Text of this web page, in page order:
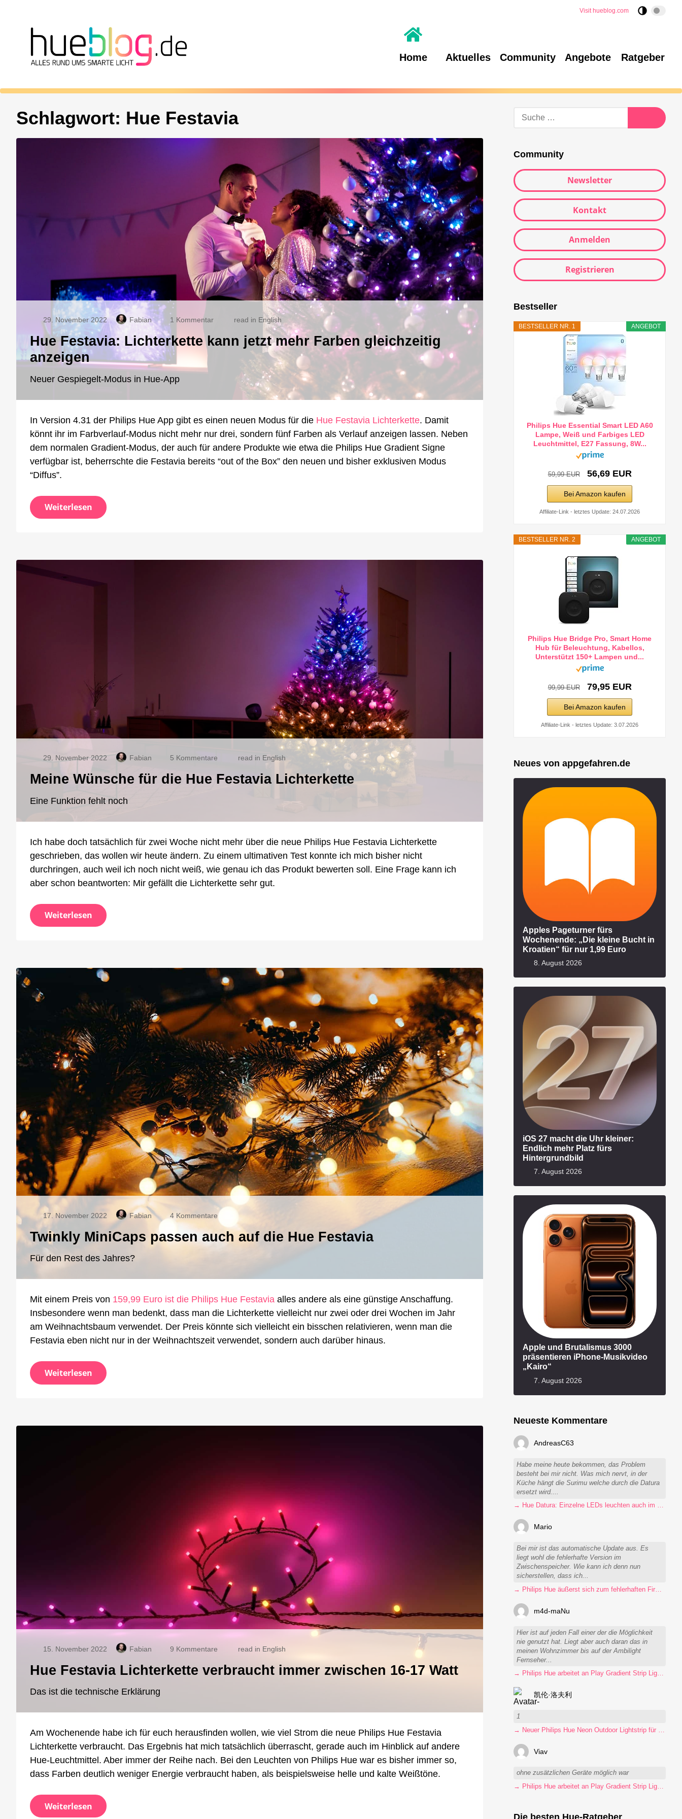
Visit hueblog.com
Home Aktuelles Community Angebote Ratgeber
Schlagwort: Hue Festavia
29. November 2022 Fabian 1 Kommentarzu
Festavia:
Lichterkette
read in English
Hue Festavia: Lichterkette kann jetzt mehr Farben gleichzeitig
anzeigen
Neuer Gespiegelt-Modus in Hue-App
In Version 4.31 der Philips Hue App gibt es einen neuen Modus für die Hue Festavia Lichterkette. Damit
könnt ihr im Farbverlauf-Modus nicht mehr nur drei, sondern fünf Farben als Verlauf anzeigen lassen. Neben
dem normalen Gradient-Modus, der auch für andere Produkte wie etwa die Philips Hue Gradient Signe
verfügbar ist, beherrschte die Festavia bereits “out of the Box” den neuen und bisher exklusiven Modus
“Diffus”.
Weiterlesen
29. November 2022 Fabian 5 Kommentare
Wünsche
Festavia
read in English
Meine Wünsche für die Hue Festavia Lichterkette
Eine Funktion fehlt noch
Ich habe doch tatsächlich für zwei Woche nicht mehr über die neue Philips Hue Festavia Lichterkette
geschrieben, das wollen wir heute ändern. Zu einem ultimativen Test konnte ich mich bisher nicht
durchringen, auch weil ich noch nicht weiß, wie genau ich das Produkt bewerten soll. Eine Frage kann ich
aber schon beantworten: Mir gefällt die Lichterkette sehr gut.
Weiterlesen
17. November 2022 Fabian 4 Kommentarezu
Twinkly
MiniCaps
die
Festavia
Twinkly MiniCaps passen auch auf die Hue Festavia
Für den Rest des Jahres?
Mit einem Preis von 159,99 Euro ist die Philips Hue Festavia alles andere als eine günstige Anschaffung.
Insbesondere wenn man bedenkt, dass man die Lichterkette vielleicht nur zwei oder drei Wochen im Jahr
am Weihnachtsbaum verwendet. Der Preis könnte sich vielleicht ein bisschen relativieren, wenn man die
Festavia eben nicht nur in der Weihnachtszeit verwendet, sondern auch darüber hinaus.
Weiterlesen
15. November 2022 Fabian 9 Kommentare
Festavia
zwischen
17
Watt
read in English
Hue Festavia Lichterkette verbraucht immer zwischen 16-17 Watt
Das ist die technische Erklärung
Am Wochenende habe ich für euch herausfinden wollen, wie viel Strom die neue Philips Hue Festavia
Lichterkette verbraucht. Das Ergebnis hat mich tatsächlich überrascht, gerade auch im Hinblick auf andere
Hue-Leuchtmittel. Aber immer der Reihe nach. Bei den Leuchten von Philips Hue war es bisher immer so,
dass Farben deutlich weniger Energie verbraucht haben, als beispielsweise helle und kalte Weißtöne.
Weiterlesen
Suche
Suche
Community
Newsletter
Kontakt
Anmelden
Registrieren
Bestseller
ANGEBOT
BESTSELLER NR. 1
Philips Hue Essential Smart LED A60
Lampe, Weiß und Farbiges LED
Leuchtmittel, E27 Fassung, 8W...
59,99 EUR 56,69 EUR
Bei Amazon kaufen
Affiliate-Link - letztes Update: 24.07.2026
ANGEBOT
BESTSELLER NR. 2
Philips Hue Bridge Pro, Smart Home
Hub für Beleuchtung, Kabellos,
Unterstützt 150+ Lampen und...
99,99 EUR 79,95 EUR
Bei Amazon kaufen
Affiliate-Link - letztes Update: 3.07.2026
Neues von appgefahren.de
Apples Pageturner fürs
Wochenende: „Die kleine Bucht in
Kroatien“ für nur 1,99 Euro
8. August 2026
iOS 27 macht die Uhr kleiner:
Endlich mehr Platz fürs
Hintergrundbild
7. August 2026
Apple und Brutalismus 3000
präsentieren iPhone-Musikvideo
„Kairo“
7. August 2026
Neueste Kommentare
AndreasC63
Habe meine heute bekommen, das Problem
besteht bei mir nicht. Was mich nervt, in der
Küche hängt die Surimu welche durch die Datura
ersetzt wird....
→ Hue Datura: Einzelne LEDs leuchten auch im ausgeschalteten Zustand
Mario
Bei mir ist das automatische Update aus. Es
liegt wohl die fehlerhafte Version im
Zwischenspeicher. Wie kann ich denn nun
sicherstellen, dass ich...
→ Philips Hue äußerst sich zum fehlerhaften Firmware-Update
m4d-maNu
Hier ist auf jeden Fall einer der die Möglichkeit
nie genutzt hat. Liegt aber auch daran das in
meinen Wohnzimmer bis auf der Ambilight
Fernseher...
→ Philips Hue arbeitet an Play Gradient Strip Light Pro
凯伦·洛夫利
1
Viav
ohne zusätzlichen Geräte möglich war
→ Philips Hue arbeitet an Play Gradient Strip Light Pro
Die besten Hue-Ratgeber